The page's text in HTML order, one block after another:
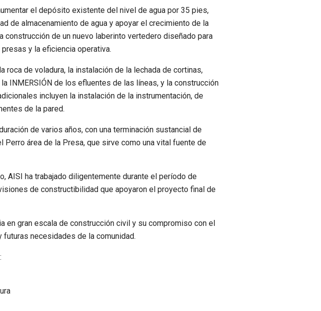
el depósito existente del nivel de agua por 35 pies,
de almacenamiento de agua y apoyar el crecimiento de la
de un nuevo laberinto vertedero diseñado para
y la eficiencia operativa.
de voladura, la instalación de la lechada de cortinas,
INMERSIÓN de los efluentes de las líneas, y la construcción
incluyen la instalación de la instrumentación, de
de la pared.
de varios años, con una terminación sustancial de
área de la Presa, que sirve como una vital fuente de
AISI ha trabajado diligentemente durante el período de
de constructibilidad que apoyaron el proyecto final de
en gran escala de construcción civil y su compromiso con el
necesidades de la comunidad.